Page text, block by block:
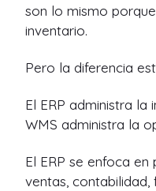
son lo mismo
inventario.
Pero la diferencia
El ERP administra la
WMS administra la
El ERP se enfoca
ventas,